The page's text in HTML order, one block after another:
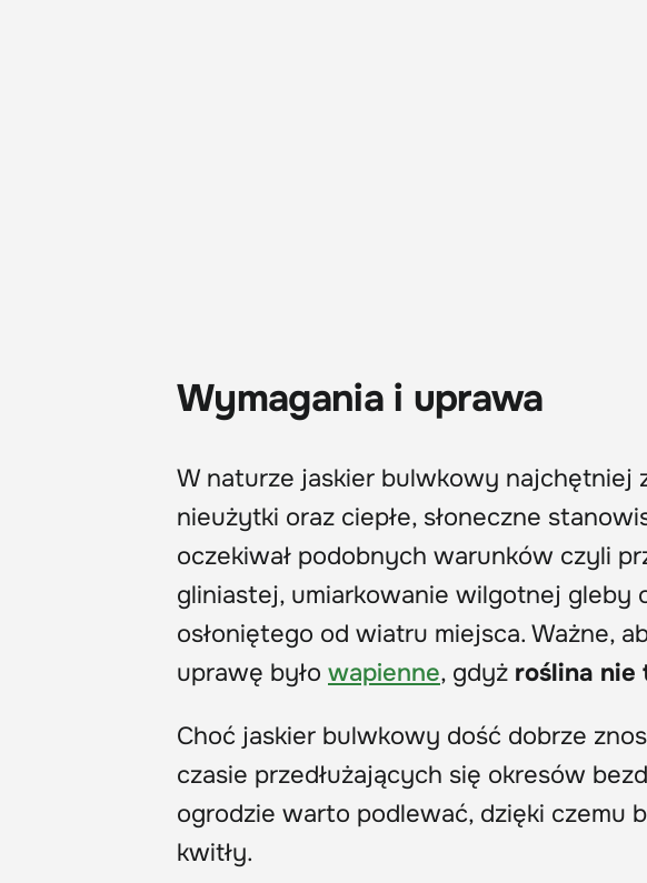
Wymagania i uprawa
W naturze jaskier bulwkowy najchętniej
nieużytki oraz ciepłe, słoneczne
oczekiwał podobnych warunków czyli
gliniastej, umiarkowanie wilgotnej gleby
osłoniętego od wiatru miejsca. Ważne,
uprawę było wapienne, gdyż roślina nie
Choć jaskier bulwkowy dość dobrze
czasie przedłużających się okresów
ogrodzie warto podlewać, dzięki czemu
kwitły.